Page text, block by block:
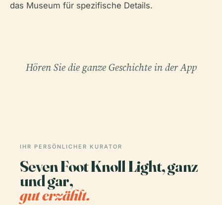
das Museum für spezifische Details.
Hören Sie die ganze Geschichte in der App
IHR PERSÖNLICHER KURATOR
Seven Foot Knoll Light, ganz
und gar,
gut erzählt.